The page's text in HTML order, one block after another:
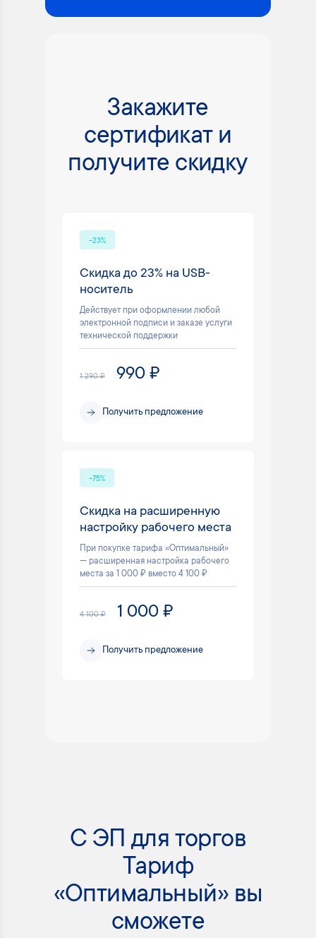
Закажите
сертификат и
получите скидку
-23%
Скидка до 23% на USB-
носитель
Действует при оформлении любой
электронной подписи и заказе услуги
технической поддержки
1 290 ₽ 990 ₽
Получить предложение
-75%
Скидка на расширенную
настройку рабочего места
При покупке тарифа «Оптимальный»
— расширенная настройка рабочего
места за 1 000 ₽ вместо 4 100 ₽
4 100 ₽ 1 000 ₽
Получить предложение
С ЭП для торгов
Тариф
«Оптимальный» вы
сможете